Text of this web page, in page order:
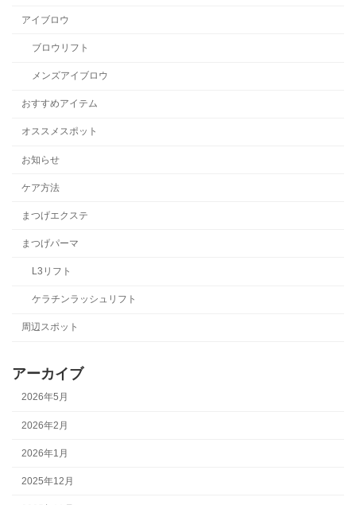
アイブロウ
ブロウリフト
メンズアイブロウ
おすすめアイテム
オススメスポット
お知らせ
ケア方法
まつげエクステ
まつげパーマ
L3リフト
ケラチンラッシュリフト
周辺スポット
アーカイブ
2026年5月
2026年2月
2026年1月
2025年12月